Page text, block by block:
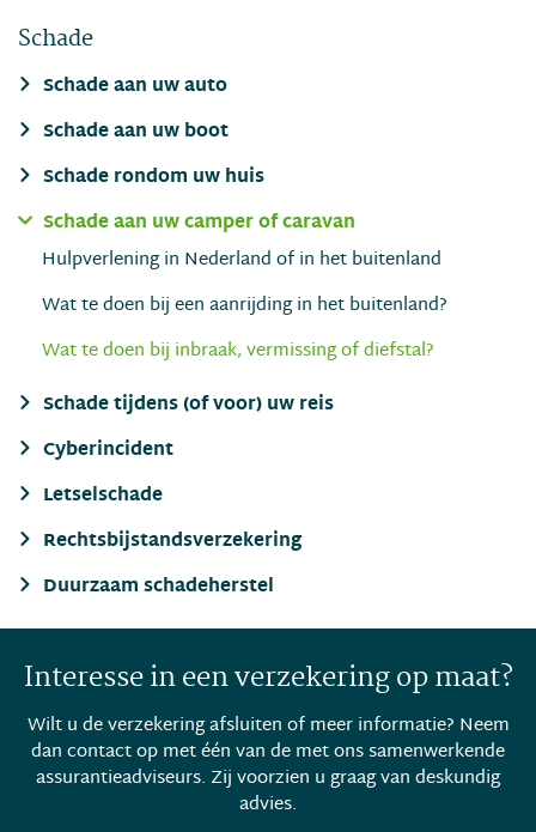
Schade
Schade aan uw auto
Schade aan uw boot
Schade rondom uw huis
Schade aan uw camper of caravan
Hulpverlening in Nederland of in het buitenland
Wat te doen bij een aanrijding in het buitenland?
Wat te doen bij inbraak, vermissing of diefstal?
Schade tijdens (of voor) uw reis
Cyberincident
Letselschade
Rechtsbijstandsverzekering
Duurzaam schadeherstel
Interesse in een verzekering op maat?
Wilt u de verzekering afsluiten of meer informatie? Neem
dan contact op met één van de met ons samenwerkende
assurantieadviseurs. Zij voorzien u graag van deskundig
advies.